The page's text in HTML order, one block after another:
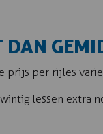
DAN
prijs per rijles
lessen extra